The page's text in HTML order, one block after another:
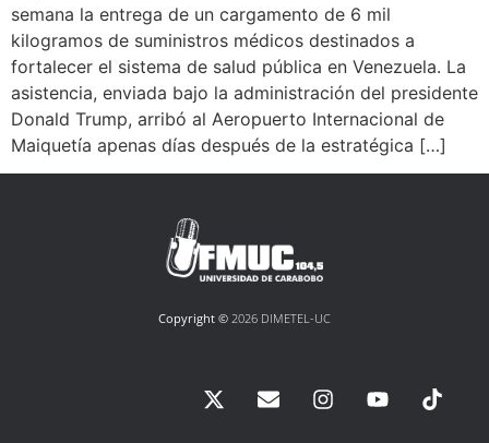
semana la entrega de un cargamento de 6 mil
kilogramos de suministros médicos destinados a
fortalecer el sistema de salud pública en Venezuela. La
asistencia, enviada bajo la administración del presidente
Donald Trump, arribó al Aeropuerto Internacional de
Maiquetía apenas días después de la estratégica […]
Copyright © 2026 DIMETEL-UC